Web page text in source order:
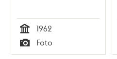
Tid
1962
Typ
Foto